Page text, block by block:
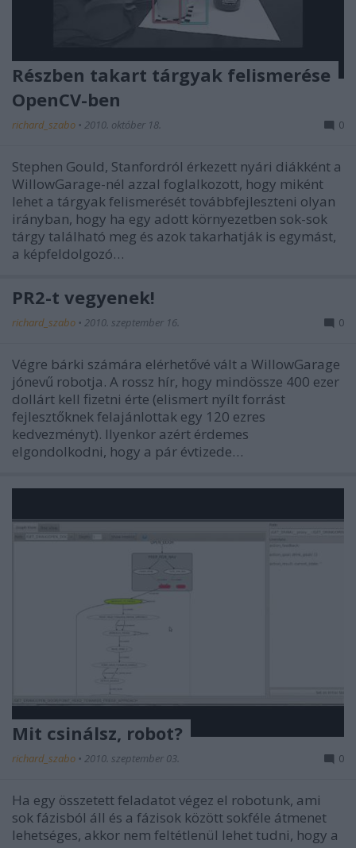
Részben takart tárgyak felismerése
OpenCV-ben
richard_szabo • 2010. október 18. 0
Stephen Gould, Stanfordról érkezett nyári diákként a
WillowGarage-nél azzal foglalkozott, hogy miként
lehet a tárgyak felismerését továbbfejleszteni olyan
irányban, hogy ha egy adott környezetben sok-sok
tárgy található meg és azok takarhatják is egymást,
a képfeldolgozó…
PR2-t vegyenek!
richard_szabo • 2010. szeptember 16. 0
Végre bárki számára elérhetővé vált a WillowGarage
jónevű robotja. A rossz hír, hogy mindössze 400 ezer
dollárt kell fizetni érte (elismert nyílt forrást
fejlesztőknek felajánlottak egy 120 ezres
kedvezményt). Ilyenkor azért érdemes
elgondolkodni, hogy a pár évtizede…
Mit csinálsz, robot?
richard_szabo • 2010. szeptember 03. 0
Ha egy összetett feladatot végez el robotunk, ami
sok fázisból áll és a fázisok között sokféle átmenet
lehetséges, akkor nem feltétlenül lehet tudni, hogy a